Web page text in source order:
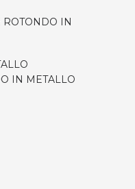
ROTONDO IN
IN METALLO